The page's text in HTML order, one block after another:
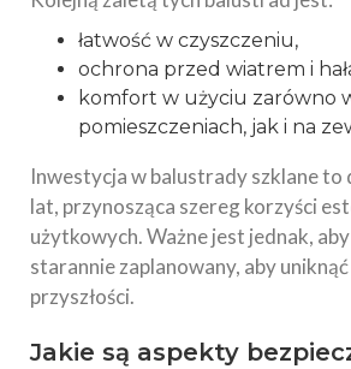
łatwość w czyszczeniu,
ochrona przed wiatrem i
komfort w użyciu zarówno
pomieszczeniach, jak i na
Inwestycja w balustrady szklane to
lat, przynosząca szereg korzyści
użytkowych. Ważne jest jednak,
starannie zaplanowany, aby
przyszłości.
Jakie są aspekty